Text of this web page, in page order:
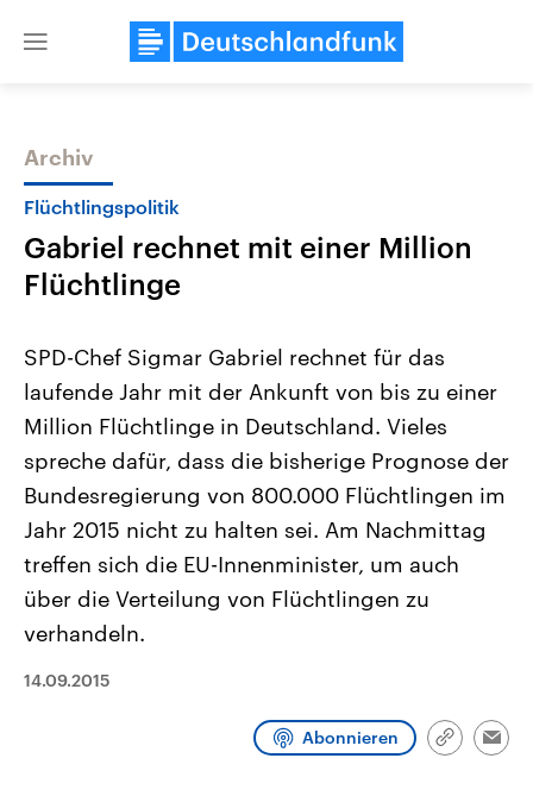
Close
Themen
Landtagswahl Sachsen-Anhalt
2026
Alle Informationen
Sachsen-Anhalt wählt am 6.
September 2026 einen neuen
Landtag. Seit 2021 wird das
Bundesland von einer Koalition aus
Umfragen, Prognosen,
Wahlprogramme, aktuelle Berichte
und Hintergründe zu den Parteien
und Kandidaten der anstehenden
Wahl.
USA
Aktuelle Beiträge,
Hintergründe
Wirtschaftlich und
gehören die Vereinigten
den mächtigsten Ländern
mit großem Einfluss auf
aktuelle Weltgeschehen.
Sendungen Programm Podcasts
Archiv
Flüchtlingspolitik
Gabriel rechnet mit einer Million
Flüchtlinge
SPD-Chef Sigmar Gabriel rechnet für das
laufende Jahr mit der Ankunft von bis zu einer
Million Flüchtlinge in Deutschland. Vieles
spreche dafür, dass die bisherige Prognose der
Bundesregierung von 800.000 Flüchtlingen im
Jahr 2015 nicht zu halten sei. Am Nachmittag
treffen sich die EU-Innenminister, um auch
über die Verteilung von Flüchtlingen zu
verhandeln.
14.09.2015
Abonnieren
Link